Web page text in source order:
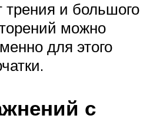
трения и большого
можно
для этого
с